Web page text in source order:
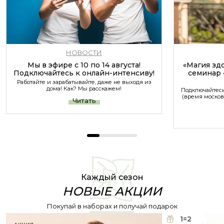
НОВОСТИ
Мы в эфире с 10 по 14 августа!
Подключайтесь к онлайн-интенсиву!
Работайте и зарабатывайте, даже не выходя из
дома! Как? Мы расскажем!
Читать
«Магия
семинар
(время
Каждый сезон
НОВЫЕ АКЦИИ
Покупай в наборах и получай подарок
1=2